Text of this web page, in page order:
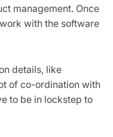
management. Once
with the software
details, like
of co-ordination with
to be in lockstep to